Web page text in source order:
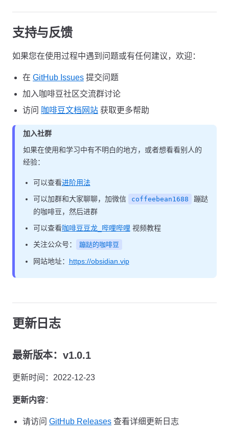
支持与反馈
如果您在使用过程中遇到问题或有任何建议，欢迎：
在 GitHub Issues 提交问题
加入咖啡豆社区交流群讨论
访问 咖啡豆文档网站 获取更多帮助
加入社群
如果在使用和学习中有不明白的地方，或者想看看别人的
经验：
可以查看进阶用法
可以加群和大家聊聊，加微信
coffeebean1688
蹦跶
的咖啡豆，然后进群
可以查看咖啡豆豆龙_哔哩哔哩 视频教程
关注公众号：
蹦跶的咖啡豆
网站地址： https://obsidian.vip
更新日志
最新版本：v1.0.1
更新时间：2022-12-23
更新内容：
请访问 GitHub Releases 查看详细更新日志